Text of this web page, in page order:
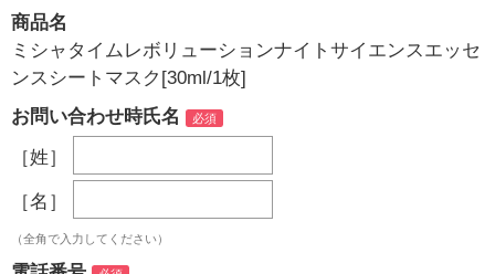
商品名
ミシャタイムレボリューションナイトサイエンスエッセ
ンスシートマスク[30ml/1枚]
お問い合わせ時氏名
［姓］
［名］
（全角で入力してください）